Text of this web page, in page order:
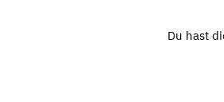
Du hast